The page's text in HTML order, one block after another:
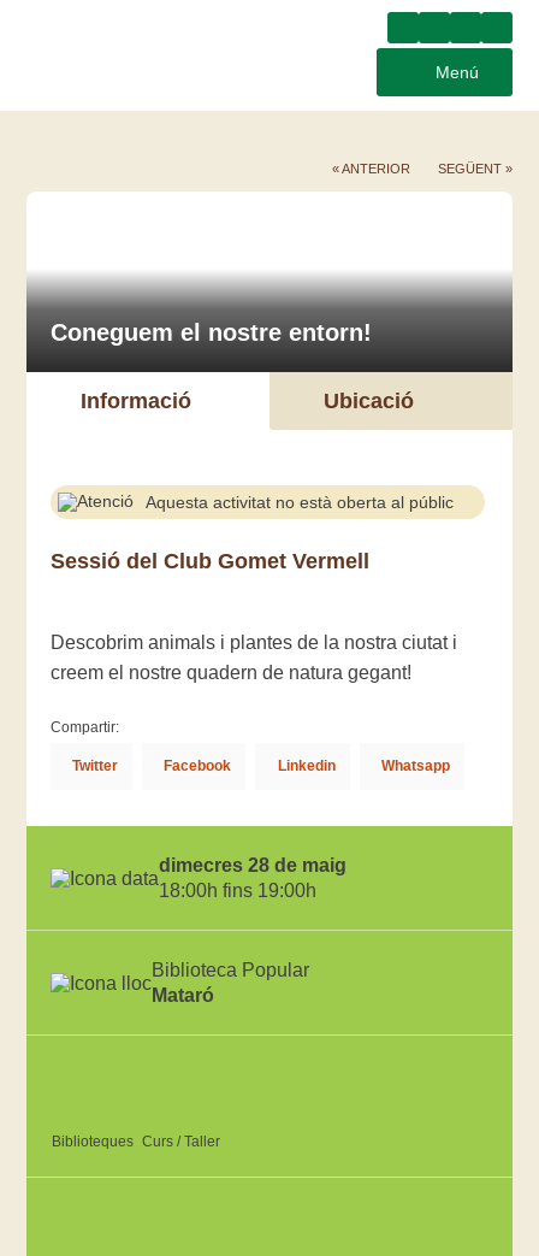
Menú
« ANTERIOR SEGÜENT »
Coneguem el nostre entorn!
Informació Ubicació
Aquesta activitat no està oberta al públic
Sessió del Club Gomet Vermell
Descobrim animals i plantes de la nostra ciutat i
creem el nostre quadern de natura gegant!
Compartir:
Twitter Facebook Linkedin Whatsapp
dimecres 28 de maig
18:00h fins 19:00h
Biblioteca Popular
Mataró
Biblioteques Curs / Taller